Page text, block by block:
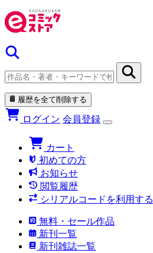
履歴を全て削除する
ログイン 会員登録
カート
初めての方
お知らせ
閲覧履歴
シリアルコードを利用する
無料・セール作品
新刊一覧
新刊雑誌一覧